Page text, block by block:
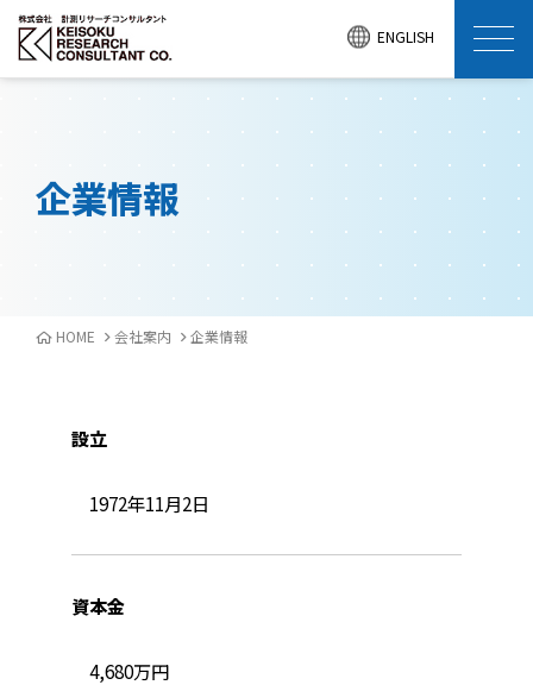
ENGLISH
企業情報
HOME 会社案内 企業情報
設立
1972年11月2日
資本金
4,680万円